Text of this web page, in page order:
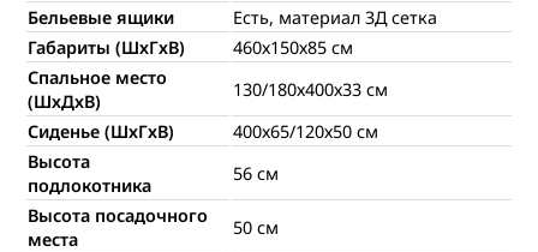
Бельевые ящики
Есть, материал 3Д сетка
Габариты (ШхГхВ)
460х150х85 см
Спальное место
(ШхДхВ)
130/180х400х33 см
Сиденье (ШхГхВ)
400х65/120х50 см
Высота
подлокотника
56 см
Высота посадочного
места
50 см